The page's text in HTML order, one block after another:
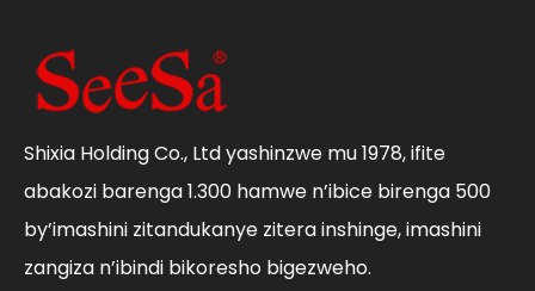
Shixia Holding Co., Ltd yashinzwe mu 1978, ifite
abakozi barenga 1.300 hamwe n’ibice birenga 500
by’imashini zitandukanye zitera inshinge, imashini
zangiza n’ibindi bikoresho bigezweho.